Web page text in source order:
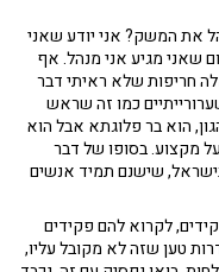
את המשק? אני יודע שאני
שאני מגיע אני מנהל. אף
חריפות שלא ראיתי דבר
כמו זה שראש
הוא בר פלוגתא אבל הוא
מקצוע. בסופו של דבר
שישנם תמיד אנשים
לקרוא להם פקידים
טען שזה לא מקובל עליו,